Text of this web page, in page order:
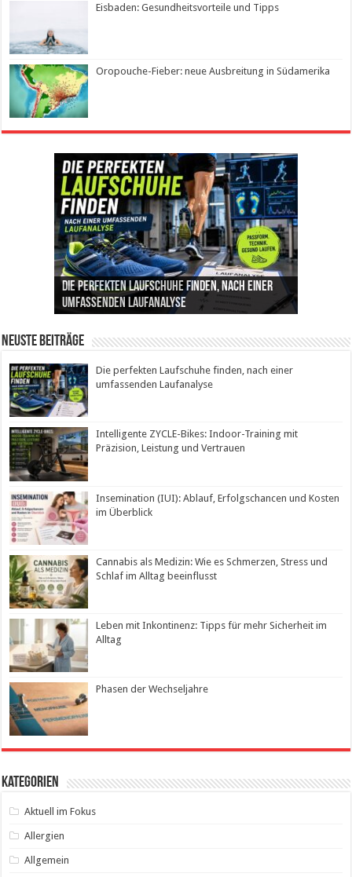
Eisbaden: Gesundheitsvorteile und Tipps
Oropouche-Fieber: neue Ausbreitung in Südamerika
Die perfekten Laufschuhe finden, nach einer
umfassenden Laufanalyse
Intelligente ZYCLE-Bikes: Indoor-Training mit
Präzision, Leistung und Vertrauen
Insemination (IUI): Ablauf, Erfolgschancen und
Kosten im Überblick
Cannabis als Medizin: Wie es Schmerzen, Stress
und Schlaf im Alltag beeinflusst
Leben mit Inkontinenz: Tipps für mehr
Sicherheit im Alltag
Neuste Beiträge
Die perfekten Laufschuhe finden, nach einer
umfassenden Laufanalyse
Intelligente ZYCLE-Bikes: Indoor-Training mit
Präzision, Leistung und Vertrauen
Insemination (IUI): Ablauf, Erfolgschancen und Kosten
im Überblick
Cannabis als Medizin: Wie es Schmerzen, Stress und
Schlaf im Alltag beeinflusst
Leben mit Inkontinenz: Tipps für mehr Sicherheit im
Alltag
Phasen der Wechseljahre
Kategorien
Aktuell im Fokus
Allergien
Allgemein